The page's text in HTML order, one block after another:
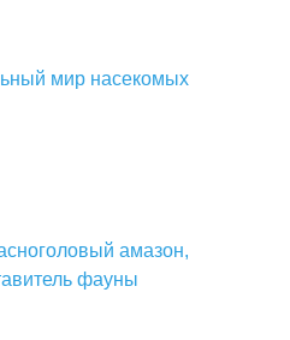
мир насекомых
амазон,
фауны